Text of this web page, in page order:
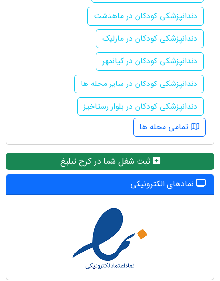
دندانپزشکی کودکان در ماهدشت
دندانپزشکی کودکان در مارلیک
دندانپزشکی کودکان در کیانمهر
دندانپزشکی کودکان در سایر محله ها
دندانپزشکی کودکان در بلوار رستاخیز
تمامی محله ها
ثبت شغل شما در کرج تبلیغ
نمادهای الکترونیکی